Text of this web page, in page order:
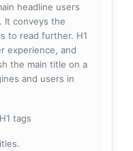
headline users
It conveys the
to read further. H1
experience, and
the main title on a
and users in
tags